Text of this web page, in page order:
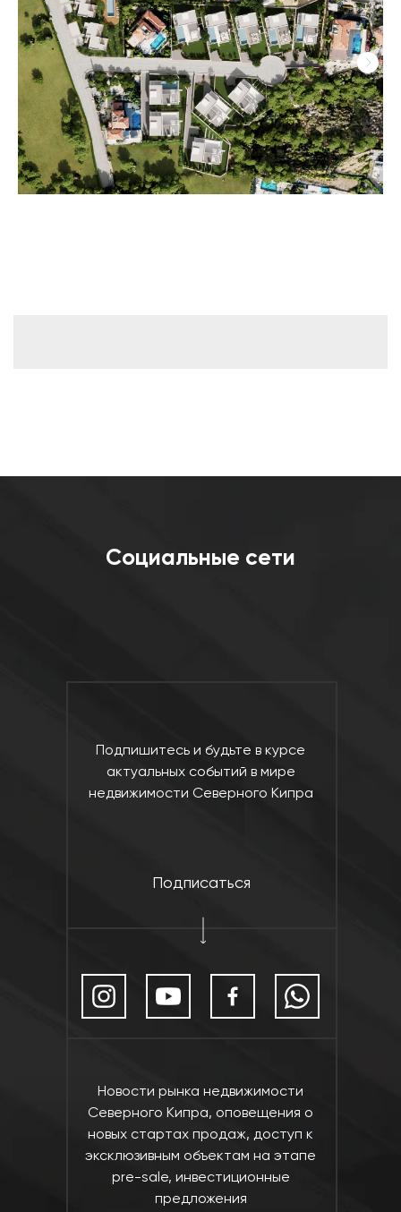
Социальные сети
Новости рынка недвижимости
Северного Кипра, оповещения о
новых стартах продаж, доступ к
эксклюзивным объектам на этапе
pre-sale, инвестиционные
предложения
Подпишитесь и будьте в курсе
актуальных событий в мире
недвижимости Северного Кипра
Подписаться